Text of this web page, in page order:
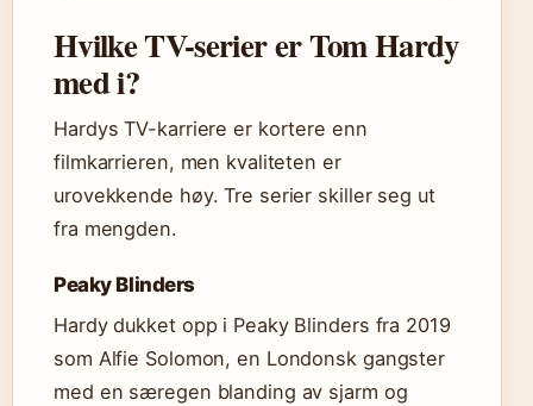
Hvilke TV-serier er Tom Hardy
med i?
Hardys TV-karriere er kortere enn
filmkarrieren, men kvaliteten er
urovekkende høy. Tre serier skiller seg ut
fra mengden.
Peaky Blinders
Hardy dukket opp i Peaky Blinders fra 2019
som Alfie Solomon, en Londonsk gangster
med en særegen blanding av sjarm og